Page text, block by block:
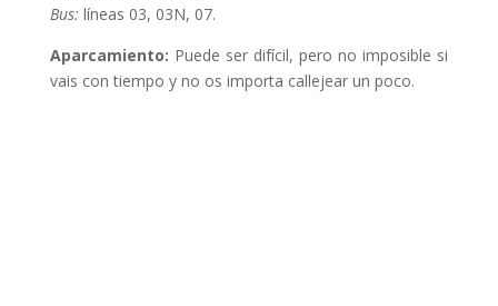
Bus: líneas 03, 03N, 07.
Aparcamiento: Puede ser difícil, pero no imposible si
vais con tiempo y no os importa callejear un poco.